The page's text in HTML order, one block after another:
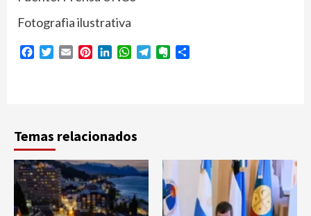
Fotografìa ilustrativa
Facebook
Twitter
Email PinterestLinkedInWhatsApp
TelegramEvernote
Temas relacionados